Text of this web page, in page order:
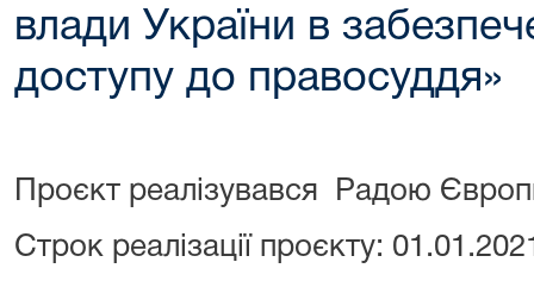
влади України в
доступу до правосуддя»
Проєкт реалізувався Радою
Строк реалізації проєкту: